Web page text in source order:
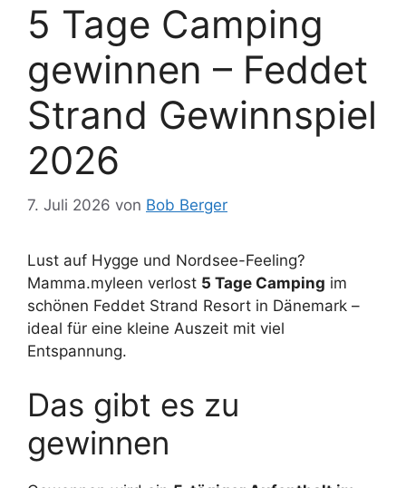
5 Tage Camping
gewinnen – Feddet
Strand Gewinnspiel
2026
7. Juli 2026 von Bob Berger
Lust auf Hygge und Nordsee-Feeling?
Mamma.myleen verlost 5 Tage Camping im
schönen Feddet Strand Resort in Dänemark –
ideal für eine kleine Auszeit mit viel
Entspannung.
Das gibt es zu
gewinnen